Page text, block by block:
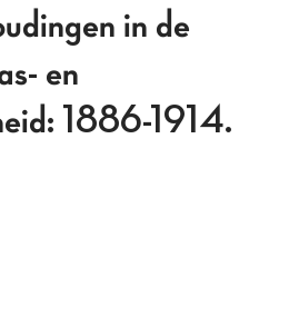
in de
en
1886-1914.